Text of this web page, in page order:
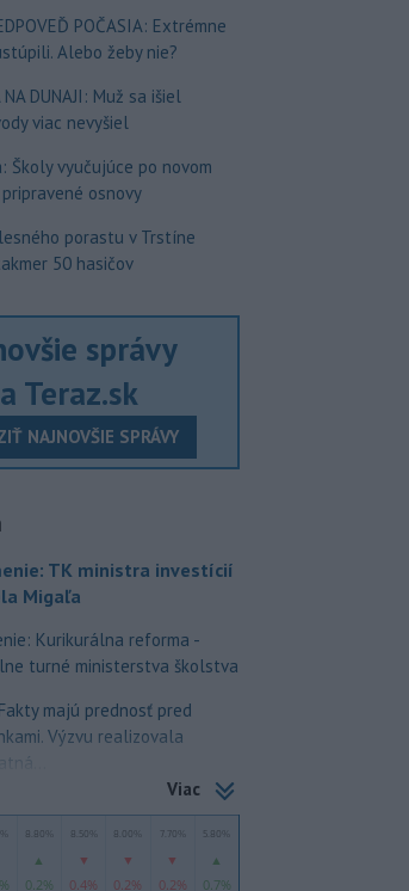
POČASIA: Extrémne
Alebo žeby nie?
NA DUNAJI: Muž sa išiel
viac nevyšiel
Školy vyučujúce po novom
osnovy
porastu v Trstíne
50 hasičov
správy
Teraz.sk
NAJNOVŠIE SPRÁVY
TK ministra investícií
Migaľa
Kurikurálna reforma -
turné ministerstva školstva
majú prednosť pred
Výzvu realizovala
Viac